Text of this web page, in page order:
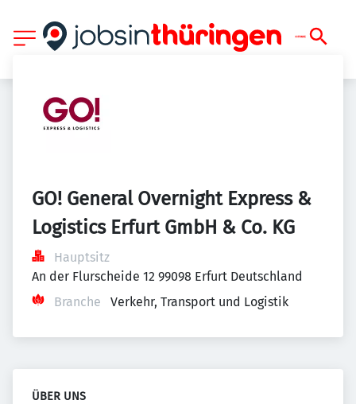
GO! General Overnight Express &
Logistics Erfurt GmbH & Co. KG
Hauptsitz
An der Flurscheide 12 99098 Erfurt Deutschland
Branche
Verkehr, Transport und Logistik
ÜBER UNS